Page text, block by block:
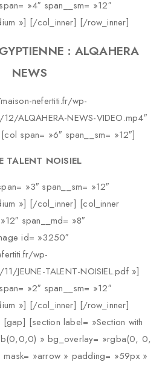
»4″ span__sm= »12″
»] [/col_inner] [/row_inner]
: ALQAHERA
NEWS
nefertiti.fr/wp-
ALQAHERA-NEWS-VIDEO.mp4″
span= »6″ span__sm= »12″]
TALENT NOISIEL
»3″ span__sm= »12″
»] [/col_inner] [col_inner
span__md= »8″
id= »3250″
wp-
JEUNE-TALENT-NOISIEL.pdf »]
»2″ span__sm= »12″
»] [/col_inner] [/row_inner]
[section label= »Section with
» bg_overlay= »rgba(0, 0,
»arrow » padding= »59px »